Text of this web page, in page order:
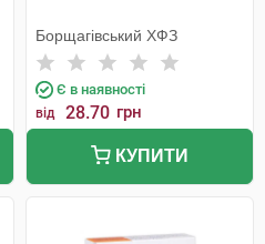
Борщагівський ХФЗ
Є в наявності
від 28.70 грн
КУПИТИ